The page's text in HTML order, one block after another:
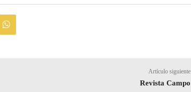
Artículo siguiente
Revista Campo